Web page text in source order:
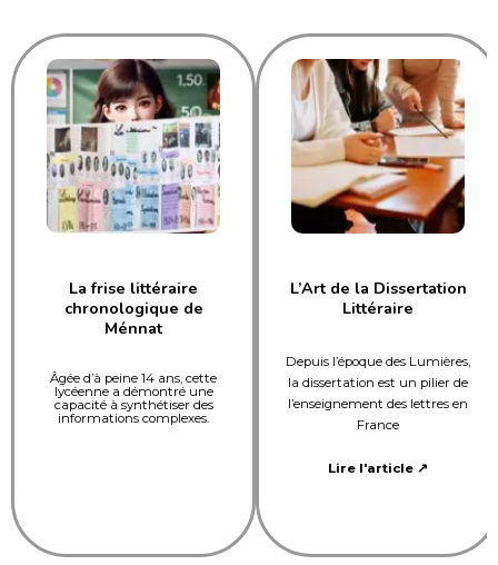
La frise littéraire
chronologique de
Ménnat
Âgée d’à peine 14 ans, cette
lycéenne a démontré une
capacité à synthétiser des
informations complexes.
L’Art de la Dissertation
Littéraire
Depuis l’époque des Lumières,
la dissertation est un pilier de
l’enseignement des lettres en
France
Lire l'article ↗